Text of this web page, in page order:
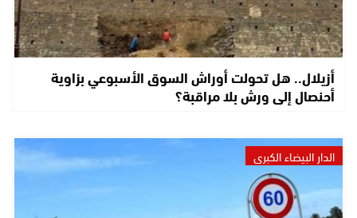
أزيلال.. هل تحولت أوراش السوق الأسبوعي بزاوية
أحنصال إلى ورش بلا مراقبة؟
الدار البيضاء الكبرى